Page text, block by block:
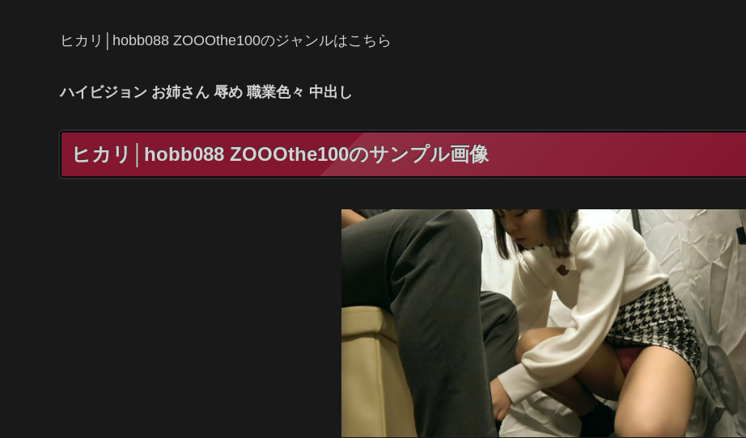
ヒカリ│hobb088 ZOOOthe100のジャンルはこちら
ハイビジョン お姉さん 辱め 職業色々 中出し
ヒカリ│hobb088 ZOOOthe100のサンプル画像